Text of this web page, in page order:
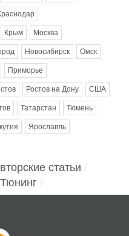
Крым Москва
Новосибирск Омск
Приморье
Ростов на Дону США
Татарстан Тюмень
Ярославль
статьи
Тюнинг